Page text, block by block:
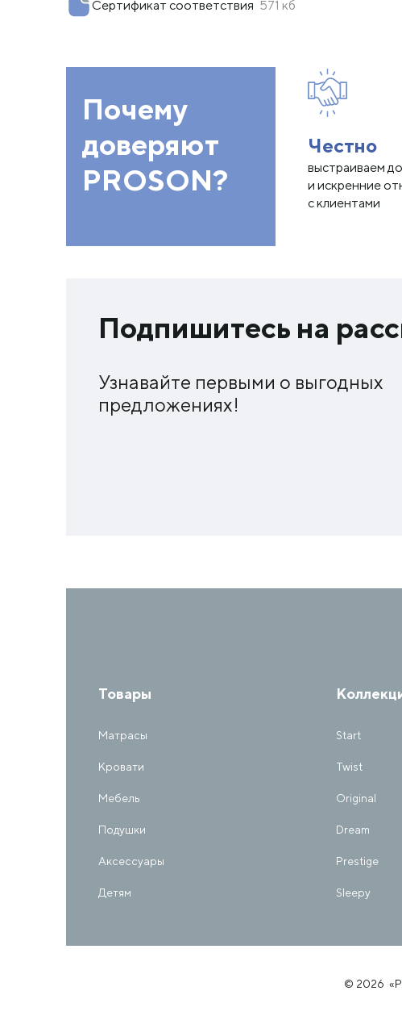
Сертификат соответствия 571 кб
Почему
доверяют
PROSON?
Честно
выстраиваем
и искренние
с клиентами
Подпишитесь на
Узнавайте первыми о выгодных
предложениях!
Товары
Матрасы
Кровати
Мебель
Подушки
Аксессуары
Детям
Start
Twist
Original
Dream
Prestige
Sleepy
© 2026